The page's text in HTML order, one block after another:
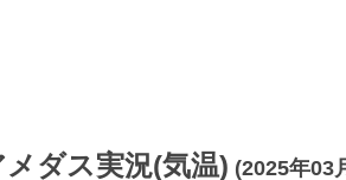
ダス実況(気温) (2025年03